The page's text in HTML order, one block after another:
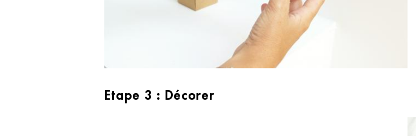
Etape 3 : Décorer